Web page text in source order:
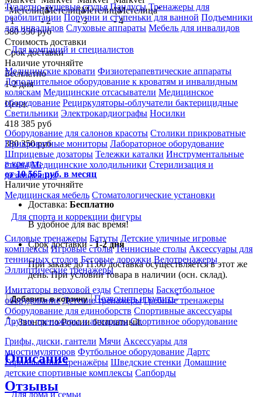
Туалетно-душевые стулья Пандусы Тренажеры для
реабилитации Поручни и ступеньки для ванной Подъемники
для инвалидов Слуховые аппараты Мебель для инвалидов
Для компаний и специалистов
Медицинские кровати Физиотерапевтические аппараты
Дополнительное оборудование к кроватям и инвалидным
коляскам Медицинские отсасыватели Медицинское
оборудование Рециркуляторы-облучатели бактерицидные
Светильники Электрокардиографы Носилки
Оборудование для салонов красоты Столики прикроватные
Прикроватные мониторы Лабораторное оборудование
Шприцевые дозаторы Тележки каталки Инструментальные
столы Медицинские холодильники Стерилизация и
дезинфекция
Медицинская мебель Стоматологические установки
Для спорта и коррекции фигуры
Силовые тренажеры Батуты Детские уличные игровые
комплексы Игровые столы Теннисные столы Аксессуары для
теннисных столов Беговые дорожки Велотренажеры
Эллиптические тренажеры
Имитаторы верховой езды Степперы Баскетбольное
оборудование Детские тренажеры Гребные тренажеры
Оборудование для единоборств Спортивные аксессуары
Другие тренажеры и аппараты Спортивное оборудование
Грифы, диски, гантели Мячи Аксессуары для
миостимуляторов Футбольное оборудование Дартс
Горнолыжные тренажёры Шведские стенки Домашние
детские спортивные комплексы Сапборды
Для дома и семьи
380 350 руб
Стоимость доставки
Срок доставки
Наличие уточняйте
Бесплатно
1-2 дня
Цена:
418 385 руб
380 350руб
в кредит:
от 10 565 руб. в месяц
Наличие уточняйте
Доставка: Бесплатно
В удобное для вас время!
Срок доставки -1-2 дня
При заказе до 11:00 доставка осуществляется в этот же
день. При условии товара в наличии (осн. склад).
Добавить в корзину Позвонить и купить*
*- Звонок по России бесплатный.
Описание
Отзывы